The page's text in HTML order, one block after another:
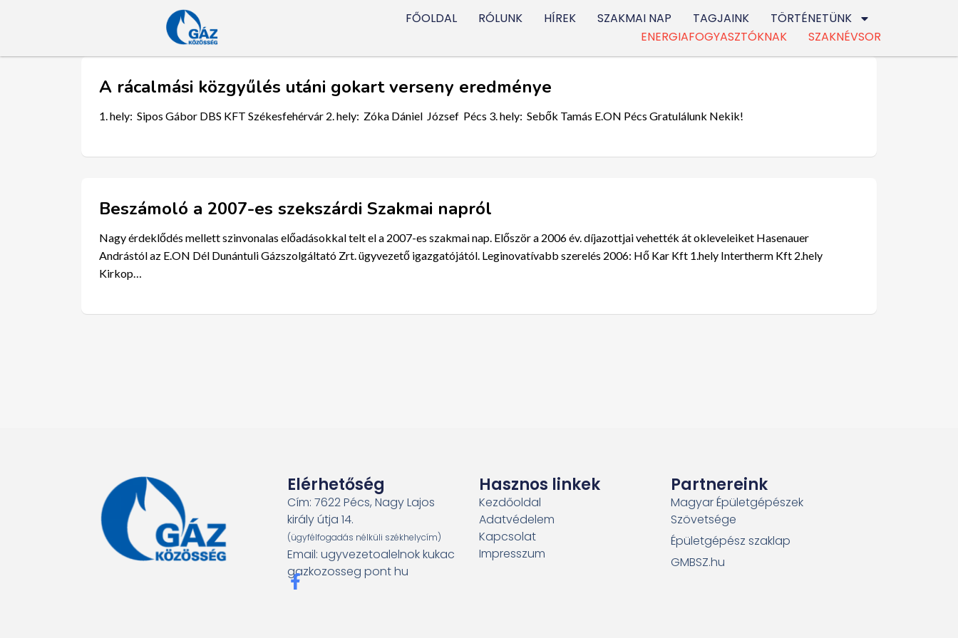
FŐOLDAL RÓLUNK HÍREK SZAKMAI NAP TAGJAINK
TÖRTÉNETÜNK
ENERGIAFOGYASZTÓKNAK
SZAKNÉVSOR
A rácalmási közgyűlés utáni gokart verseny eredménye
1. hely: Sipos Gábor DBS KFT Székesfehérvár 2. hely: Zóka Dániel József Pécs 3. hely: Sebők Tamás E.ON Pécs Gratulálunk Nekik!
Beszámoló a 2007-es szekszárdi Szakmai napról
Nagy érdeklődés mellett szinvonalas előadásokkal telt el a 2007-es szakmai nap. Először a 2006 év. díjazottjai vehették át okleveleiket Hasenauer
Andrástól az E.ON Dél Dunántuli Gázszolgáltató Zrt. ügyvezető igazgatójától. Leginovatívabb szerelés 2006: Hő Kar Kft 1.hely Intertherm Kft 2.hely
Kirkop…
Elérhetőség
Cím: 7622 Pécs, Nagy Lajos
király útja 14.
(ügyfélfogadás nélküli székhelycím)
Email: ugyvezetoalelnok kukac
gazkozosseg pont hu
Hasznos linkek
Kezdőoldal
Adatvédelem
Kapcsolat
Impresszum
Partnereink
Magyar Épületgépészek
Szövetsége
Épületgépész szaklap
GMBSZ.hu